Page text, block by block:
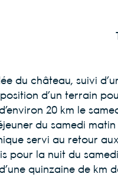
du château, suivi
d’un terrain
20 km le
du samedi
servi au retour
pour la nuit du
quinzaine de km